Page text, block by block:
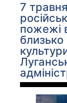
7
пожежі